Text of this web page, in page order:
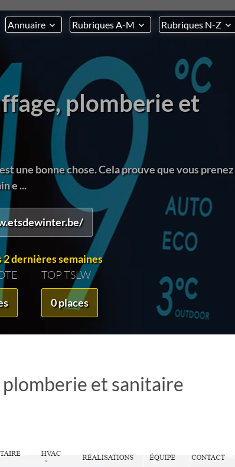
Annuaire Rubriques A-M Rubriques N-Z
plomberie et
une bonne chose. Cela prouve que vous prenez
e ...
2 dernières semaines
TOP TSLW
0 places
et sanitaire